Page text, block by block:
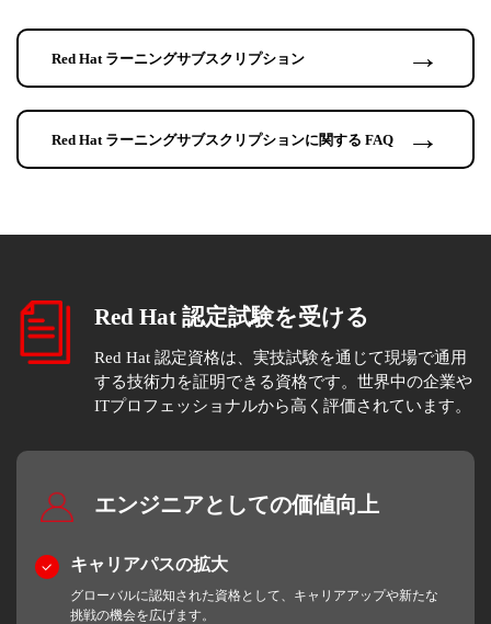
Red Hat ラーニングサブスクリプション →
Red Hat ラーニングサブスクリプションに関する FAQ →
Red Hat 認定試験を受ける
Red Hat 認定資格は、実技試験を通じて現場で通用
する技術力を証明できる資格です。世界中の企業や
ITプロフェッショナルから高く評価されています。
エンジニアとしての価値向上
キャリアパスの拡大
グローバルに認知された資格として、キャリアアップや新たな
挑戦の機会を広げます。